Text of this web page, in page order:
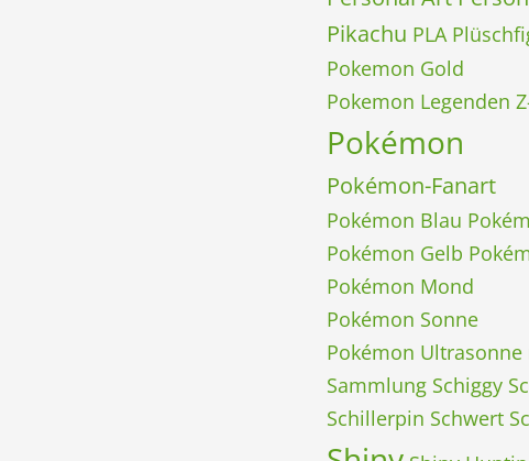
Pikachu PLA
Pokemon Gold
Pokemon Legenden
Pokémon
Pokémon-Fanart
Pokémon Blau
Pokémon Gelb
Pokémon Mond
Pokémon Sonne
Pokémon Ultrasonne
Sammlung Schiggy
Schillerpin Schwert